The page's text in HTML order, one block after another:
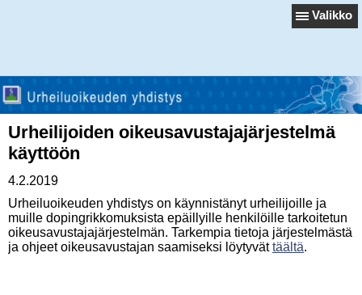
Valikko
Urheilijoiden oikeusavustajajärjestelmä
käyttöön
4.2.2019
Urheiluoikeuden yhdistys on käynnistänyt urheilijoille ja
muille dopingrikkomuksista epäillyille henkilöille tarkoitetun
oikeusavustajajärjestelmän. Tarkempia tietoja järjestelmästä
ja ohjeet oikeusavustajan saamiseksi löytyvättäältä.